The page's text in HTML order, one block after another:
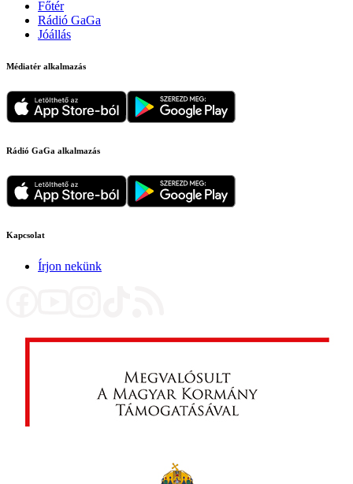
Főtér
Rádió GaGa
Jóállás
Médiatér alkalmazás
Rádió GaGa alkalmazás
Kapcsolat
Írjon nekünk